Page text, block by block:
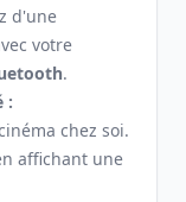
d'une
votre
.
:
chez soi.
affichant une